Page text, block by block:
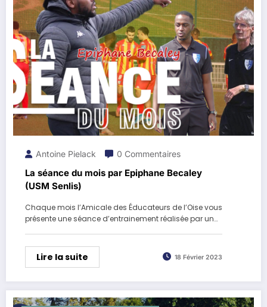
Antoine Pielack 0 Commentaires
La séance du mois par Epiphane Becaley
(USM Senlis)
Chaque mois l’Amicale des Éducateurs de l’Oise vous
présente une séance d’entrainement réalisée par un…
Lire la suite 18 Février 2023